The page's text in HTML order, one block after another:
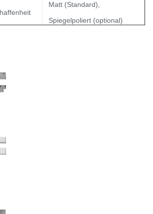
Matt (Standard),
Spiegelpoliert (optional)